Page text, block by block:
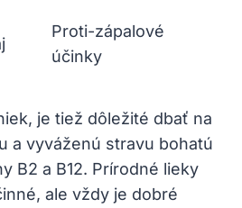
Proti-zápalové
účinky
je tiež dôležité dbať​ na
a vyváženú ⁢stravu bohatú
B2 a B12. Prírodné lieky
ale vždy je​ dobré